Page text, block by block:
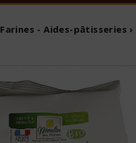
Farines - Aides-pâtisseries ›